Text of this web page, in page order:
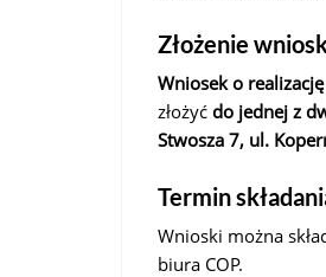
Złożenie
Wniosek o
złożyć do jednej z
Stwosza 7, ul.
Termin
Wnioski można
biura COP.